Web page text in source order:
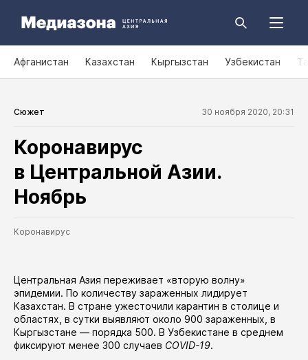
Афганистан Казахстан Кыргызстан Узбекистан
Сюжет 30 ноября 2020, 20:31
Коронавирус
в Центральной Азии.
Ноябрь
Коронавирус
Центральная Азия переживает «вторую волну»
эпидемии. По количеству зараженных лидирует
Казахстан. В стране ужесточили карантин в столице и
областях , в сутки выявляют около 900 зараженных, в
Кыргызстане — порядка 500. В Узбекистане в среднем
фиксируют менее 300 случаев COVID-19.